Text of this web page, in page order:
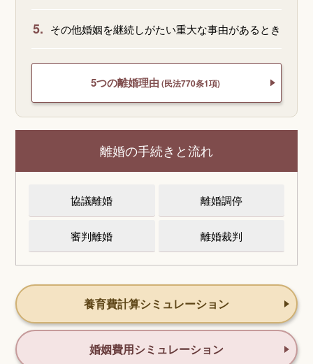
5. その他婚姻を継続しがたい重大な事由があるとき
5つの離婚理由 (民法770条1項)
離婚の手続きと流れ
協議離婚 離婚調停
審判離婚 離婚裁判
養育費計算シミュレーション
婚姻費用シミュレーション